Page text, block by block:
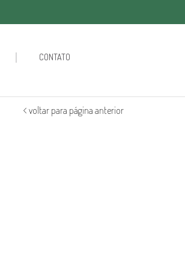
CONTATO
voltar para página anterior